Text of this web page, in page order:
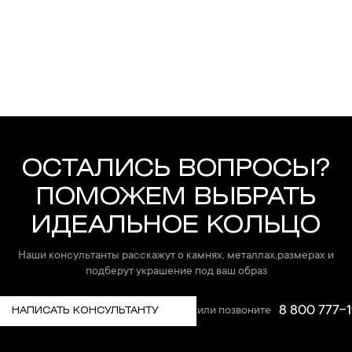
ОСТАЛИСЬ ВОПРОСЫ?
ПОМОЖЕМ ВЫБРАТЬ
ИДЕАЛЬНОЕ КОЛЬЦО
Наши консультанты расскажут о камнях, металлах,размерах и
подберут украшение под ваш образ
НАПИСАТЬ КОНСУЛЬТАНТУ или позвоните 8 800 777-